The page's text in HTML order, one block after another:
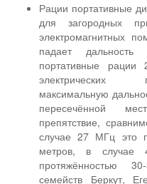
Рации портативные
для загородных
электромагнитных
падает
портативные
электрических
максимальную
пересечённой
препятствие,
случае 27 МГц это
метров, в случае
протяжённостью
семейств Беркут,